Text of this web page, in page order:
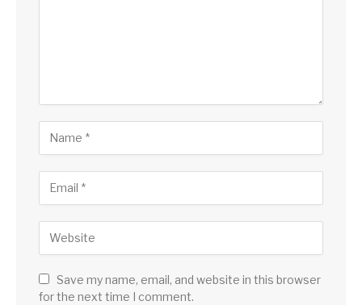
Save my name, email, and website in this browser
for the next time I comment.